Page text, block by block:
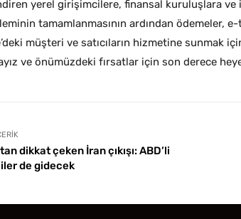
yerel girişimcilere, finansal kuruluşlara ve
tamamlanmasının ardından ödemeler,
müşteri ve satıcıların hizmetine sunmak
ve önümüzdeki fırsatlar için son derece
dikkat çeken İran çıkışı: ABD’li
de gidecek